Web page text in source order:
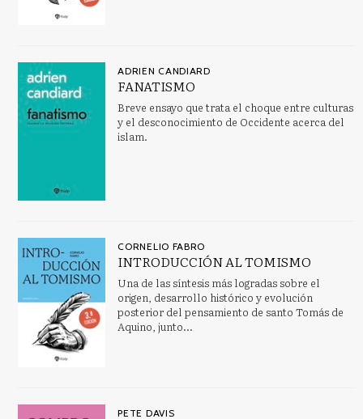
ADRIEN CANDIARD
FANATISMO
Breve ensayo que trata el choque entre culturas
y el desconocimiento de Occidente acerca del
islam.
CORNELIO FABRO
INTRODUCCIÓN AL TOMISMO
Una de las síntesis más logradas sobre el
origen, desarrollo histórico y evolución
posterior del pensamiento de santo Tomás de
Aquino, junto...
PETE DAVIS